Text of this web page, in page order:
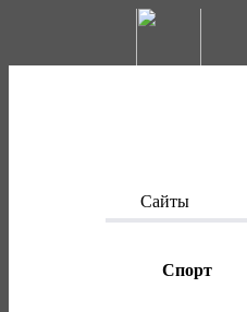
Сайты
Спорт